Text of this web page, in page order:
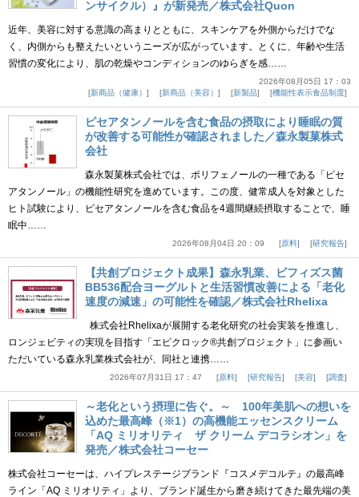
ンサイクル）』が新発売／株式会社Quon
近年、美容に対する意識の高まりとともに、スキンケアを外側からだけでな
く、内側からも整えたいというニーズが広がっています。とくに、年齢や生活
習慣の変化により、肌の乾燥やコンディションのゆらぎを感……
2026年08月05日 17：03
新商品（健康）
新商品（美容） 新製品 機能性表示食品制度
ピセアタンノールを含む食品の摂取により睡眠の質
が改善する可能性が確認されました／森永製菓株式
会社
森永製菓株式会社では、ポリフェノールの一種である「ピセ
アタンノール」の機能性研究を進めています。この度、健常成人を対象とした
ヒト試験により、ピセアタンノールを含む食品を4週間継続摂取することで、睡
眠中……
2026年08月04日 20：09 原料 研究報告
【共創プロジェクト成果】森永乳業、ビフィズス菌
BB536配合ヨーグルトと生活習慣改善による「老化
速度の減速」の可能性を確認／株式会社Rhelixa
株式会社Rhelixaが展開する老化研究の社会実装を推進し、
ロンジェビティの実現を目指す「エピクロック®共創プロジェクト」に参画い
ただいている森永乳業株式会社が、同社と連携……
2026年07月31日 17：47 原料 研究報告 美容 調査
～老化という摂理に告ぐ。～ 100年美肌への想いを
込めた最高峰（※1）の高機能エッセンスクリーム
「AQ ミリオリティ ザ クリーム デコラシオン」を
発売／株式会社コーセー
株式会社コーセーは、ハイプレステージブランド『コスメデコルテ』の最高峰
ライン「AQ ミリオリティ」より、ブランド誕生から磨き続けてきた最先端の美